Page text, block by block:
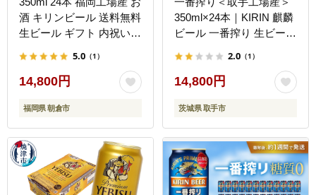
酒 キリンビール 送料無料
生ビール ギフト 内祝い
100％ すみきった味わい
5.0 （1）
14,800円
福岡県 朝倉市
350ml×24本｜KIRIN 麒麟
ビール 一番搾り 生ビール
城県 取手市（ZC001-1）
2.0 （1）
14,800円
茨城県 取手市